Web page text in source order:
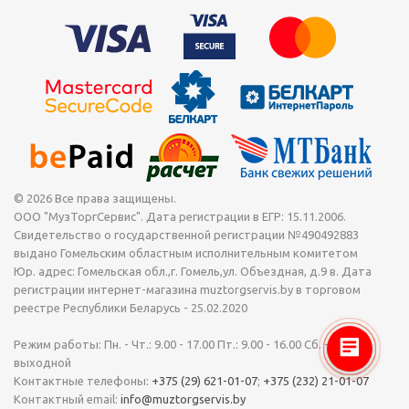
на сцене.
Гибридные решения: Кабели с разными типами разъемов на
другом) для удобства подключения различного
оборудования.
В то время как для передачи микрофонного сигнала критична
экранировка, для акустических кабелей ключевыми являются
низкое сопротивление и достаточное сечение проводника. Для
прочих соединений в студии вам также могут понадобиться
качественныеразъемы XLRи надежныестудийные микрофоны
На что обратить внимание в
акустических кабелях
Чтобы кабель не ограничивал вашу систему, важно подобрать его
по двум основным параметрам. Мы поможем сделать верный
расчет. Ключевые критерии:
Сечение проводника (толщина кабеля) : Чем больше
мощность усилителя и длиннее линия, тем больше
© 2026 Все права защищены.
ООО "МузТоргСервис". Дата регистрации в ЕГР: 15.11.2006.
Свидетельство о государственной регистрации №490492883
выдано Гомельским областным исполнительным комитетом
Юр. адрес: Гомельская обл.,г. Гомель,ул. Объездная, д.9 в. Дата
регистрации интернет-магазина muztorgservis.by в торговом
реестре Республики Беларусь - 25.02.2020
Режим работы: Пн. - Чт.: 9.00 - 17.00 Пт.: 9.00 - 16.00 Сб. - Вс.:
выходной
Контактные телефоны: +375 (29) 621-01-07; +375 (232) 21-01-07
Контактный email: info@muztorgservis.by